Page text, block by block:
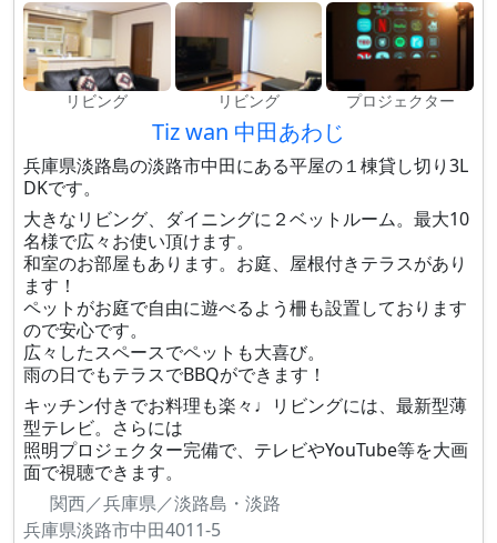
リビング リビング プロジェクター
Tiz wan 中田あわじ
兵庫県淡路島の淡路市中田にある平屋の１棟貸し切り3L
DKです。
大きなリビング、ダイニングに２ベットルーム。最大10
名様で広々お使い頂けます。
和室のお部屋もあります。お庭、屋根付きテラスがあり
ます！
ペットがお庭で自由に遊べるよう柵も設置しております
ので安心です。
広々したスペースでペットも大喜び。
雨の日でもテラスでBBQができます！
キッチン付きでお料理も楽々♩リビングには、最新型薄
型テレビ。さらには
照明プロジェクター完備で、テレビやYouTube等を大画
面で視聴できます。
関西／兵庫県／淡路島・淡路
兵庫県淡路市中田4011-5